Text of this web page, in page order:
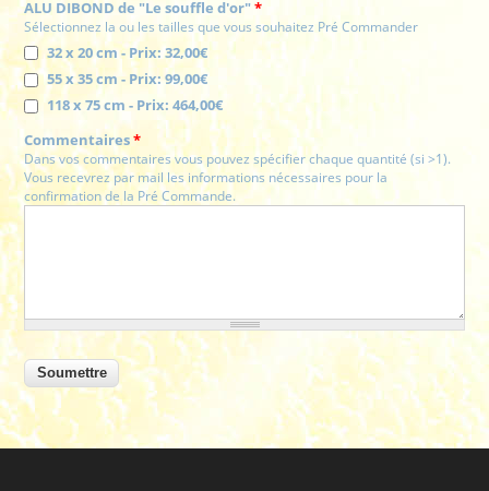
ALU DIBOND de "Le souffle d'or"*
Sélectionnez la ou les tailles que vous souhaitez Pré Commander
32 x 20 cm - Prix: 32,00€
55 x 35 cm - Prix: 99,00€
118 x 75 cm - Prix: 464,00€
Commentaires*
Dans vos commentaires vous pouvez spécifier chaque quantité (si >1).
Vous recevrez par mail les informations nécessaires pour la
confirmation de la Pré Commande.